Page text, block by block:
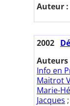
Auteur :
2002
Auteurs
Info en
Maitrot
Marie-
Jacques ;